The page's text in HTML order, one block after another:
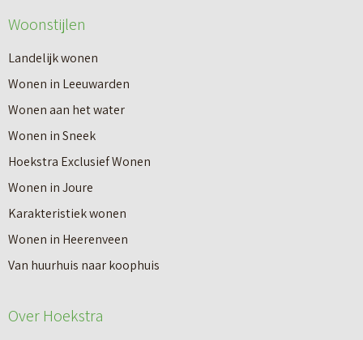
Woonstijlen
Landelijk wonen
Wonen in Leeuwarden
Wonen aan het water
Wonen in Sneek
Hoekstra Exclusief Wonen
Wonen in Joure
Karakteristiek wonen
Wonen in Heerenveen
Van huurhuis naar koophuis
Over Hoekstra